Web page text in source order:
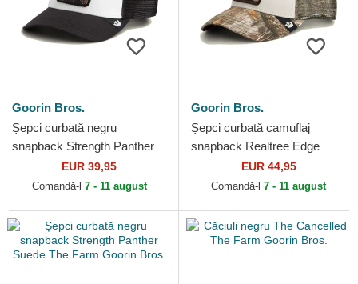
Goorin Bros.
Șepci curbată negru
snapback Strength Panther
The Farm Goorin Bros.
EUR 39,95
Comandă-l 7 - 11 august
Goorin Bros.
Șepci curbată camuflaj
snapback Realtree Edge
Black Panther The Farm
Goorin Bros.
EUR 44,95
Comandă-l 7 - 11 august